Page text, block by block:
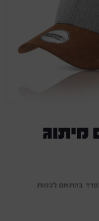
מיתוג
בהתאם לכמות